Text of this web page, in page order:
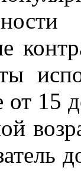
от 15